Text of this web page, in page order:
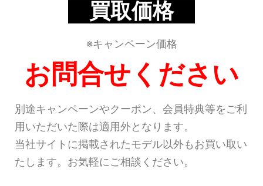
買取価格
※キャンペーン価格
お問合せください
別途キャンペーンやクーポン、会員特典等をご利
用いただいた際は適用外となります。
当社サイトに掲載されたモデル以外もお買い取い
たします。お気軽にご相談ください。